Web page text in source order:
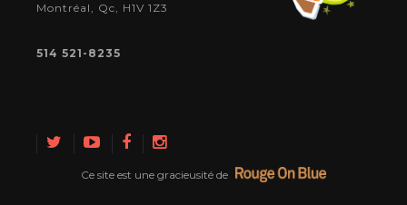
Montréal, Qc, H1V 1Z3
514 521-8235
Ce site est une gracieusité de